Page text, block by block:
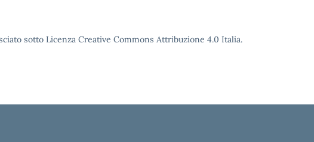
sotto Licenza Creative Commons Attribuzione 4.0 Italia.